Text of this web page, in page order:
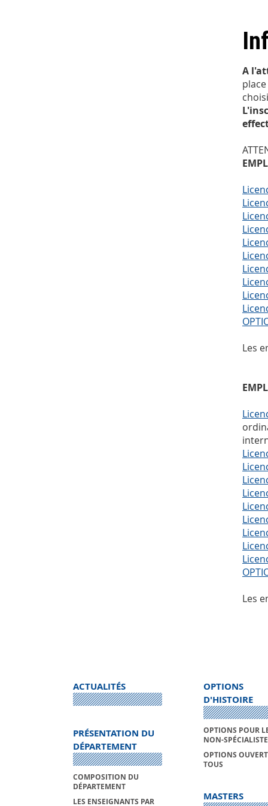
A
Les
Les
ACTUALITÉS
PRÉSENTATION DU
DÉPARTEMENT
COMPOSITION DU
DÉPARTEMENT
LES ENSEIGNANTS PAR
OPTIONS
D'HISTOIRE
OPTIONS POUR
NON-
OPTIONS
TOUS
MASTERS